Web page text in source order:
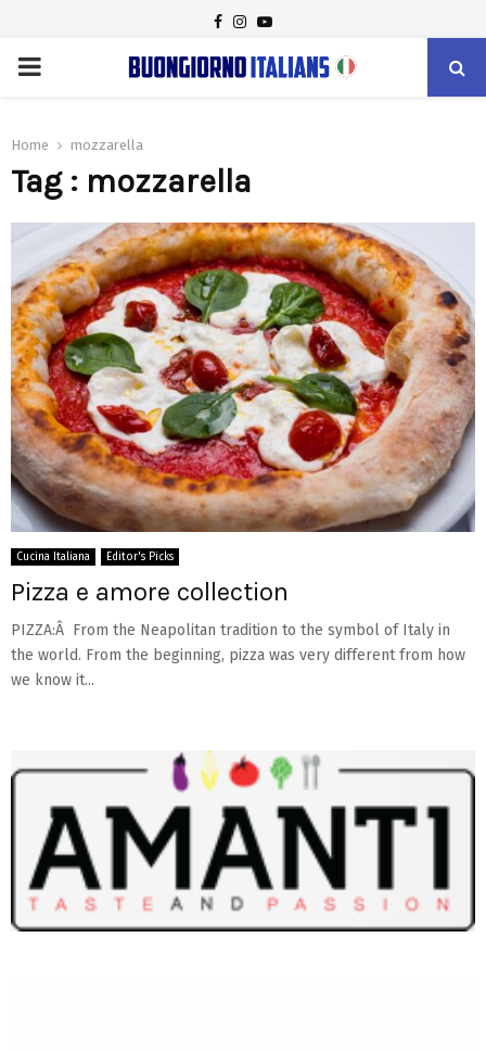
FACEBOOK
INSTAGRAM
YOUTUBE
PRIMARY
Home mozzarella
Tag : mozzarella
Cucina Italiana Editor's Picks
Pizza e amore collection
PIZZA:Â From the Neapolitan tradition to the symbol of Italy in
the world. From the beginning, pizza was very different from how
we know it...